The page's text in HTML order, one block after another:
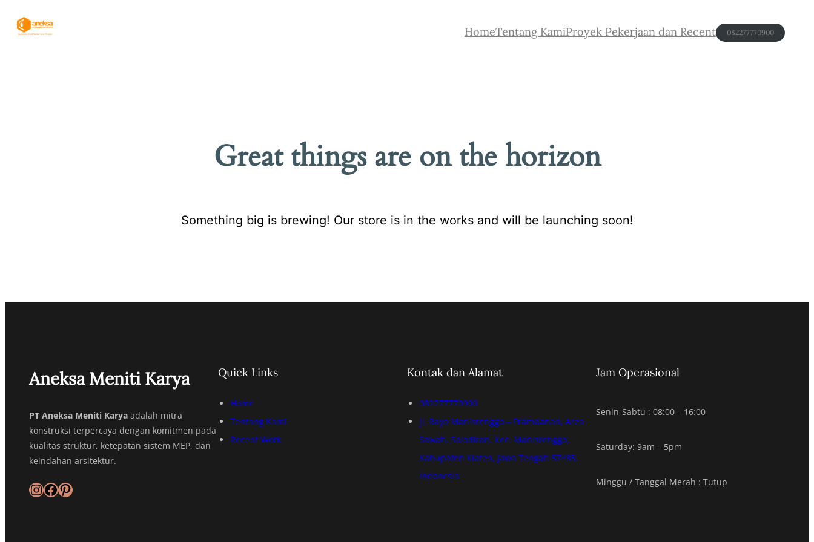
HomeTentang KamiProyek Pekerjaan dan Recent 082277770900
Great things are on the horizon
Something big is brewing! Our store is in the works and will be launching soon!
Aneksa Meniti Karya
PT Aneksa Meniti Karya adalah mitra
konstruksi terpercaya dengan komitmen pada
kualitas struktur, ketepatan sistem MEP, dan
keindahan arsitektur.
InstagramFacebook Pinterest
Quick Links
Home
Tentang Kami
Recent Work
Kontak dan Alamat
082277770900
Jl. Raya Manisrenggo – Prambanan, Area
Sawah, Solodiran, Kec. Manisrenggo,
Kabupaten Klaten, Jawa Tengah 57485,
Indonesia
Jam Operasional
Senin-Sabtu : 08:00 – 16:00
Saturday: 9am – 5pm
Minggu / Tanggal Merah : Tutup